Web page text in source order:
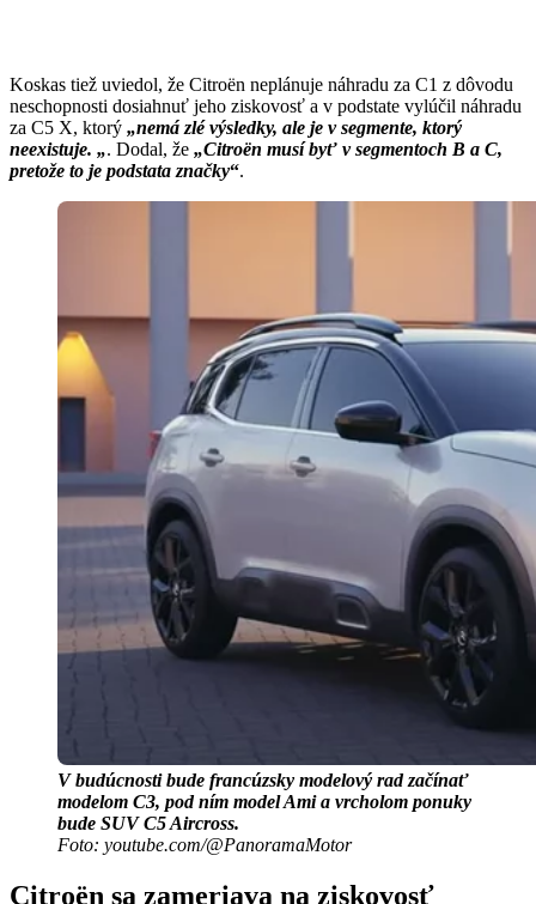
Koskas tiež uviedol, že Citroën neplánuje náhradu za C1 z dôvodu
neschopnosti dosiahnuť jeho ziskovosť a v podstate vylúčil náhradu
za C5 X, ktorý „nemá zlé výsledky, ale je v segmente, ktorý
neexistuje. „. Dodal, že „Citroën musí byť v segmentoch B a C,
pretože to je podstata značky“.
V budúcnosti bude francúzsky modelový rad začínať
modelom C3, pod ním model Ami a vrcholom ponuky
bude SUV C5 Aircross.
Foto: youtube.com/@PanoramaMotor
Citroën sa zameriava na ziskovosť